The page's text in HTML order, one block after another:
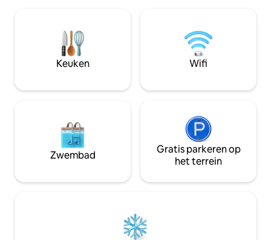
onze biologische producten. The Hidden
Haven biedt een romantische
boerderijervaring met de ruimte om
weer met elkaar te verbinden, te
het rustige ritme van de natuur.
beide bereikbaar via
Off Grid, lampen
zonne-energie.
verwarming en
Keuken Wifi
Zwembad
Gratis parkeren op
het terrein